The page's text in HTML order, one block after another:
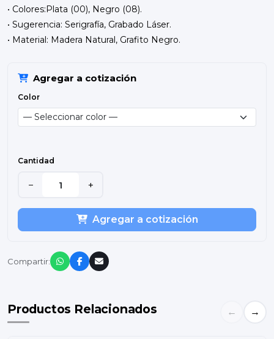
• Colores:Plata (00), Negro (08).
• Sugerencia: Serigrafía, Grabado Láser.
• Material: Madera Natural, Grafito Negro.
Agregar a cotización
Color
Cantidad
− +
Agregar a cotización
Compartir:
Productos Relacionados ← →